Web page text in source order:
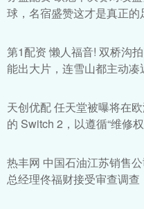
球，名宿盛赞这才是真正的
第1配资 懒人福音! 双桥沟
能出大片，连雪山都主动凑
天创优配 任天堂被曝将在
的 Switch 2，以遵循“维修
热丰网 中国石油江苏销售公
总经理佟福财接受审查调查